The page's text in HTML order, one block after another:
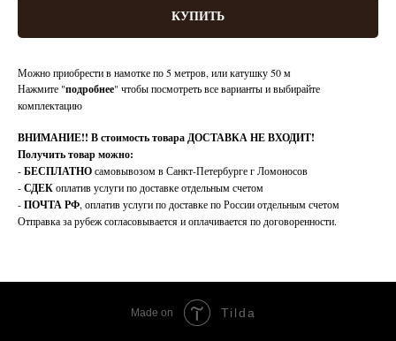
КУПИТЬ
Можно приобрести в намотке по 5 метров, или катушку 50 м
Нажмите "подробнее" чтобы посмотреть все варианты и выбирайте
комплектацию
ВНИМАНИЕ!! В стоимость товара ДОСТАВКА НЕ ВХОДИТ!
Получить товар можно:
-БЕСПЛАТНОсамовывозом в Санкт-Петербурге г Ломоносов
-СДЕКоплатив услуги по доставке отдельным счетом
-ПОЧТА РФ, оплатив услуги по доставке по России отдельным счетом
Отправка за рубеж согласовывается и оплачивается по договоренности.
Made on Tilda